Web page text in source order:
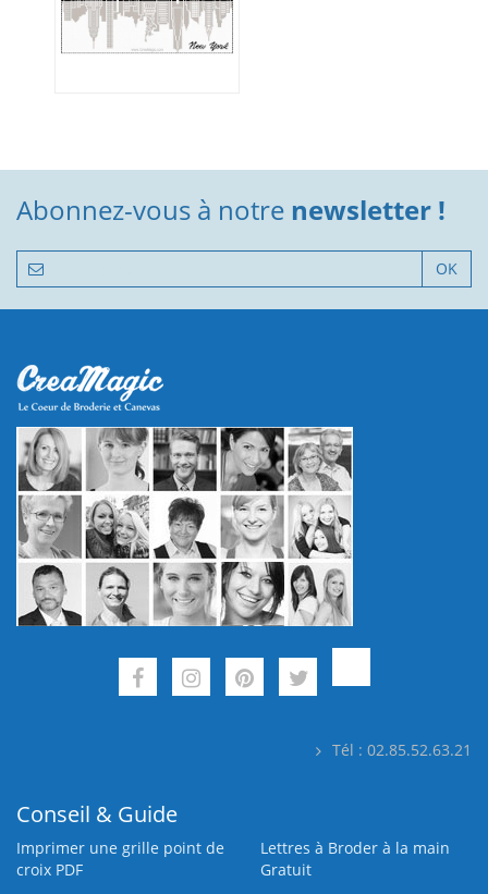
Abonnez-vous à notre newsletter !
OK
Tél : 02.85.52.63.21
Conseil & Guide
Imprimer une grille point de
croix PDF
Lettres à Broder à la main
Gratuit